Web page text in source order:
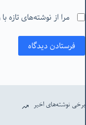
مرا از نوشته‌های تازه با
فرستادن دیدگاه
برخی نوشته‌های اخیر